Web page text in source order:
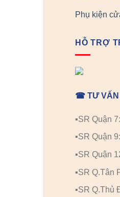
Phụ kiện
HỖ TRỢ
☎ TƯ VẤN
▪️SR Quận
▪️SR Quận
▪️SR Quận
▪️SR Q.Tân
▪️SR Q.Thủ